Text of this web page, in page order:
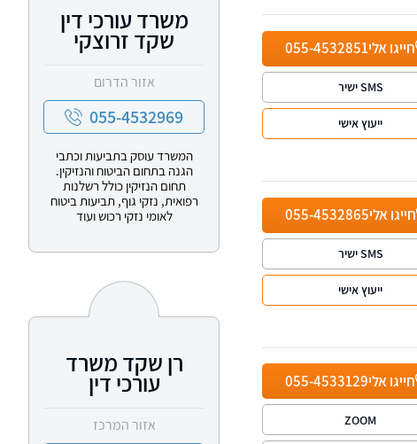
חייגו אלי055-4532851
SMS ישיר
ייעוץ אישי
חייגו אלי055-4532865
SMS ישיר
ייעוץ אישי
חייגו אלי055-4533129
ZOOM
משרד עורכי דין
שקד זרוצקי
אזור הדרום
055-4532969
המשרד עוסק בתביעות וכתבי
הגנה בתחום הביטוח והנזיקין.
תחום הנזיקין כולל רשלנות
רפואית, נזקי גוף, תביעות ביטוח
לאומי נזקי רכוש ועוד
רן שקד משרד
עורכי דין
אזור המרכז